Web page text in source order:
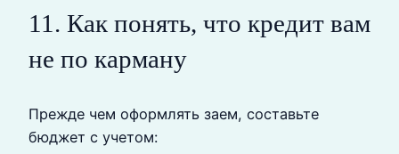
11. Как понять, что кредит вам
не по карману
Прежде чем оформлять заем, составьте
бюджет с учетом: